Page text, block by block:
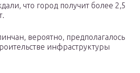
что город получит более 2,5
вероятно, предполагалось
инфраструктуры